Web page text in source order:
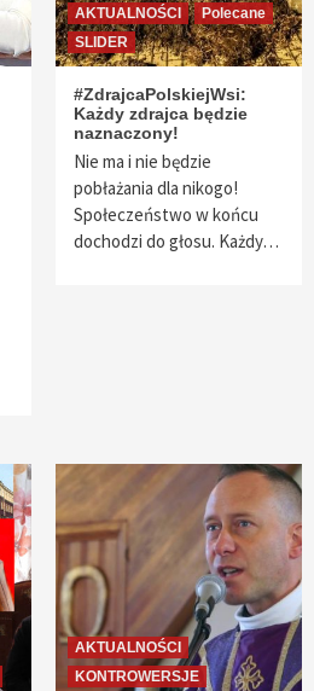
AKTUALNOŚCI
Polecane
SLIDER
#ZdrajcaPolskiejWsi:
Każdy zdrajca będzie
naznaczony!
Nie ma i nie będzie
pobłażania dla nikogo!
Społeczeństwo w końcu
dochodzi do głosu. Każdy…
AKTUALNOŚCI
KONTROWERSJE